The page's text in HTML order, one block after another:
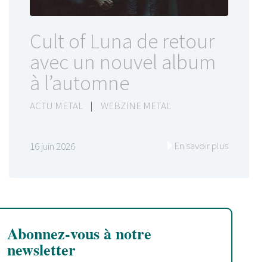
Cult of Luna de retour
avec un nouvel album
à l’automne
ACTU METAL | WEBZINE METAL
16 juin 2026 En savoir plus
Abonnez-vous à notre
newsletter